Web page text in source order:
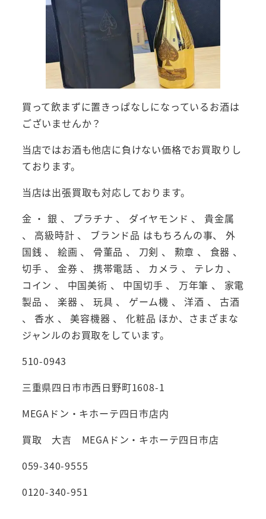
買って飲まずに置きっぱなしになっているお酒は
ございませんか？
当店ではお酒も他店に負けない価格でお買取りし
ております。
当店は出張買取も対応しております。
金 ・ 銀 、 プラチナ 、 ダイヤモンド 、 貴金属
、 高級時計 、 ブランド品 はもちろんの事、 外
国銭 、 絵画 、 骨董品 、 刀剣 、 勲章 、 食器 、
切手 、 金券 、 携帯電話 、 カメラ 、 テレカ 、
コイン 、 中国美術 、 中国切手 、 万年筆 、 家電
製品 、 楽器 、 玩具 、 ゲーム機 、 洋酒 、 古酒
、 香水 、 美容機器 、 化粧品 ほか、さまざまな
ジャンルのお買取をしています。
510-0943
三重県四日市市西日野町1608-1
MEGAドン・キホーテ四日市店内
買取 大吉 MEGAドン・キホーテ四日市店
059-340-9555
0120-340-951